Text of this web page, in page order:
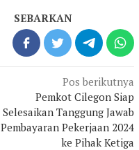
SEBARKAN
Pos berikutnya
Pemkot Cilegon Siap
Selesaikan Tanggung Jawab
Pembayaran Pekerjaan 2024
ke Pihak Ketiga